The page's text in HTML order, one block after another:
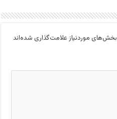
بخش‌های موردنیاز علامت‌گذاری شده‌اند